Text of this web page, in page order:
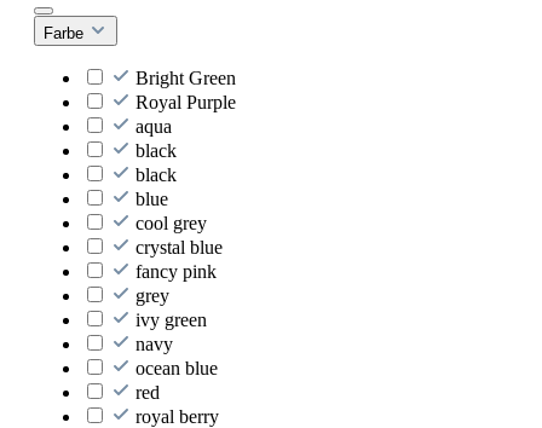
Farbe
Bright Green
Royal Purple
aqua
black
black
blue
cool grey
crystal blue
fancy pink
grey
ivy green
navy
ocean blue
red
royal berry